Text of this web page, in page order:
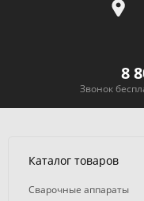
8
Звонок
Каталог товаров
Сварочные аппараты